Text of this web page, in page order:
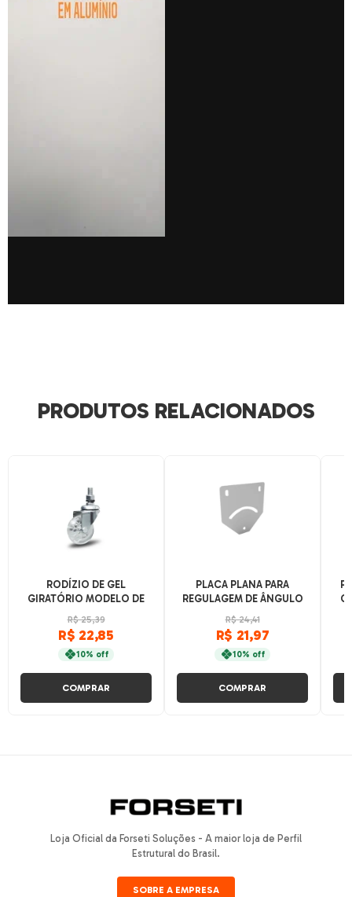
PRODUTOS RELACIONADOS
RODÍZIO DE GEL
GIRATÓRIO MODELO DE
R$ 25,39
R$ 22,85
10% off
COMPRAR
PLACA PLANA PARA
REGULAGEM DE ÂNGULO
R$ 24,41
R$ 21,97
10% off
COMPRAR
Loja Oficial da Forseti Soluções - A maior loja de Perfil
Estrutural do Brasil.
SOBRE A EMPRESA